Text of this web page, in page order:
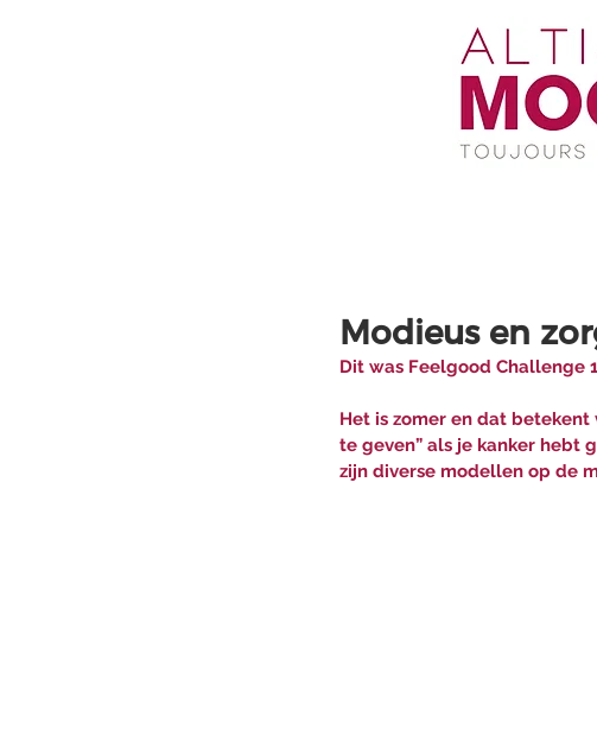
Modieus en
Dit was Feelgood Challenge
Het is zomer en dat
te geven” als je kanker hebt
zijn diverse modellen op de